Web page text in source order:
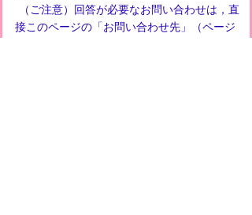
（ご注意）回答が必要なお問い合わせは，直
接このページの「お問い合わせ先」（ページ